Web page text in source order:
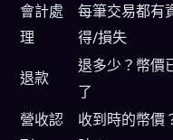
會計處
理
每筆交易都有
得/損失
退款
退多少？幣價
了
營收認
收到時的幣價